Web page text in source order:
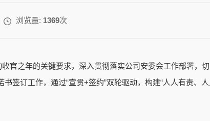
浏览量: 1369次
官之年的关键要求，深入贯彻落实公司安委会工作部署，
签订工作，通过“宣贯+签约”双轮驱动，构建“人人有责、